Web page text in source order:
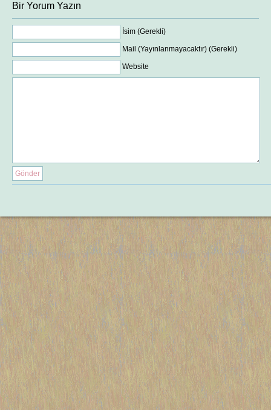
Bir Yorum Yazın
İsim (Gerekli)
Mail (Yayınlanmayacaktır) (Gerekli)
Website